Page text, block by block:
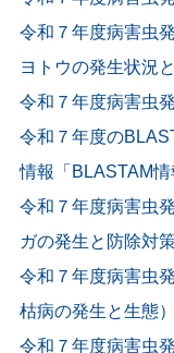
令和７年度病害虫
ヨトウの発生状況
令和７年度病害虫
令和７年度の
情報「BLASTAM情
令和７年度病害虫
ガの発生と防除対
令和７年度病害虫
枯病の発生と生態
令和７年度病害虫